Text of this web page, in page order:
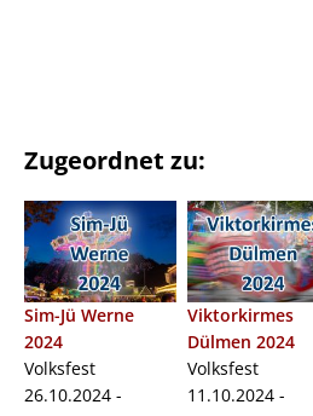
Zugeordnet zu:
Sim-Jü Werne
2024
Volksfest
26.10.2024 -
Viktorkirmes
Dülmen 2024
Volksfest
11.10.2024 -